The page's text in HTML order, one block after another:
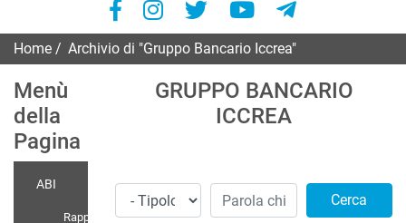
Home Archivio di "Gruppo Bancario Iccrea"
Menù
della
Pagina
ABI
Rappr.
GRUPPO BANCARIO
ICCREA
Cerca